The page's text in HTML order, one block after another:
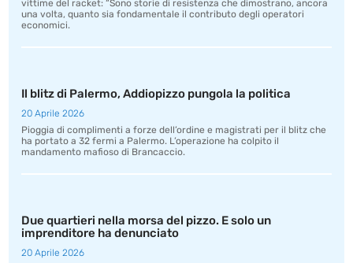
vittime del racket: “Sono storie di resistenza che dimostrano, ancora
una volta, quanto sia fondamentale il contributo degli operatori
economici.
Il blitz di Palermo, Addiopizzo pungola la politica
20 Aprile 2026
Pioggia di complimenti a forze dell’ordine e magistrati per il blitz che
ha portato a 32 fermi a Palermo. L’operazione ha colpito il
mandamento mafioso di Brancaccio.
Due quartieri nella morsa del pizzo. E solo un
imprenditore ha denunciato
20 Aprile 2026